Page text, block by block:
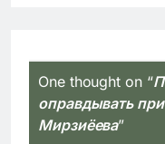
One thought on “
оправдывать
Мирзиёева”